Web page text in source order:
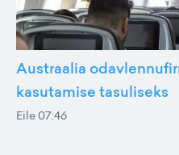
Austraalia
kasutamise tasuliseks
Eile 07:46